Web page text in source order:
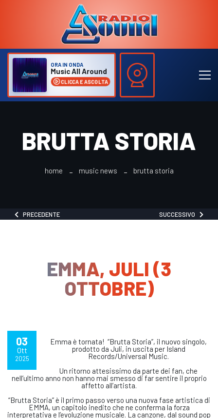
ORA IN ONDA
Music All Around
CLICCA E ASCOLTA
BRUTTA STORIA
home music news brutta storia
PRECEDENTE SUCCESSIVO
EMMA, JULI (3
OTTOBRE)
03
Ott
2025
Emma è tornata! “Brutta Storia”, il nuovo singolo,
prodotto da Juli, in uscita per Island
Records/Universal Music.
Un ritorno attesissimo da parte dei fan, che
nell’ultimo anno non hanno mai smesso di far sentire il proprio
affetto all’artista.
“Brutta Storia” è il primo passo verso una nuova fase artistica di
EMMA, un capitolo inedito che ne conferma la forza
interpretativa e l’evoluzione musicale. La canzone, dal sound pop